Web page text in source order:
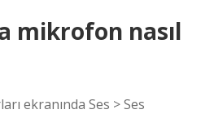
mikrofon nasıl
ekranında Ses > Ses